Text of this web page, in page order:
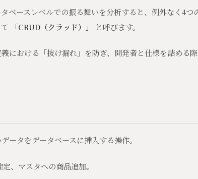
ベースレベルでの振る舞いを分析すると、例外なく4つ
「CRUD（クラッド）」 と呼びます。
における「抜け漏れ」を防ぎ、開発者と仕様を詰める
データをデータベースに挿入する操作。
、マスタへの商品追加。